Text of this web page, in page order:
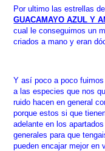
Por ultimo las estrellas
GUACAMAYO AZUL Y
cual le conseguimos un
criados a mano y eran
Y así poco a poco
a las especies que nos
ruido hacen en general
porque estos si que
adelante en los
generales para que
pueden encajar mejor en